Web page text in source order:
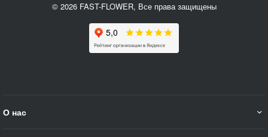
© 2026 FAST-FLOWER, Все права защищены
О нас